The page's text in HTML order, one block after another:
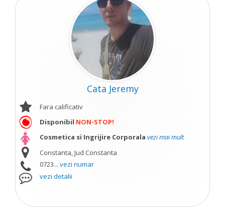
Cata Jeremy
Fara calificativ
Disponibil NON-STOP!
Cosmetica si Ingrijire Corporala vezi mai mult
Constanta, Jud Constanta
0723... vezi numar
vezi detalii